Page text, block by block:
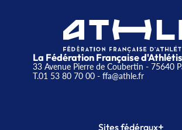
La Fédération Française
33 Avenue Pierre de Coubertin - 75640
T.01 53 80 70 00- ffa@athle.fr
Sites fédéraux+